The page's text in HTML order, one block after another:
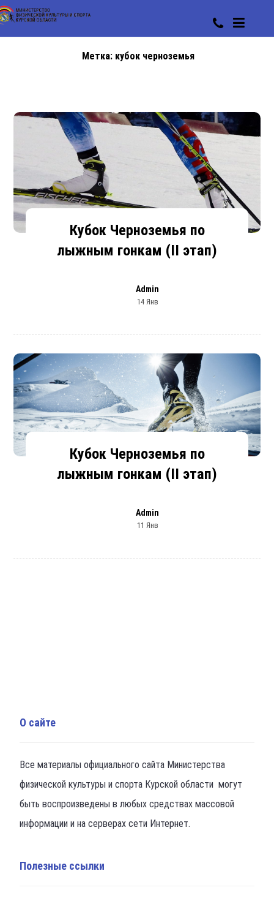
Метка: кубок черноземья
Кубок Черноземья по
лыжным гонкам (II этап)
Admin
14 Янв
Кубок Черноземья по
лыжным гонкам (II этап)
Admin
11 Янв
О сайте
Все материалы официального сайта Министерства
физической культуры и спорта Курской области могут
быть воспроизведены в любых средствах массовой
информации и на серверах сети Интернет.
Полезные ссылки